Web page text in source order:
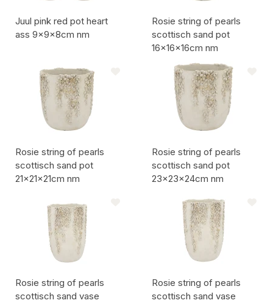
Juul pink red pot heart
ass 9x9x8cm nm
Rosie string of pearls
scottisch sand pot
16x16x16cm nm
Codice articolo:
Rosie string of pearls
scottisch sand pot
21x21x21cm nm
Rosie string of pearls
scottisch sand pot
23x23x24cm nm
Rosie string of pearls
scottisch sand vase
Rosie string of pearls
scottisch sand vase